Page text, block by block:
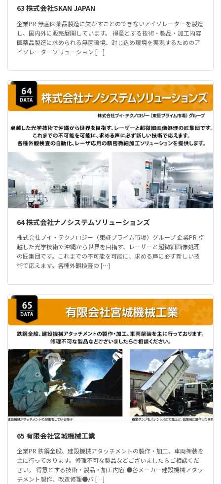
63 株式会社SKAN JAPAN
企業PR 無菌医薬品製造に欠かすことのできないアイソレーターを製造
し、国内外に販売展開しています。 得意とする技術・製品・加工内容
医薬品製造に求められる無菌環境、封じ込め環境を実現するためのア
イソレーターソリューション […]
64 株式会社ナノシステムソリューションズ
株式会社ブイ・テクノロジー（東証プライム市場）グループ 企業PR 卓
越した光学技術で沖縄から世界を目指す、レーザーと超微細画像処理
の匠集団です。これまでの不可能を可能に、求める声に必ず新しい技
術で応えます。各種外観検査の […]
65 有限会社宮城機械工業
企業PR 鉄鋼全般、建設機械アタッチメントの製作・加工、車両架装を
主に行っております。修理不可な製品などございましたらご相談くだ
さい。 得意とする技術・製品・加工内容 ●各メーカー建設機械アタッ
チメント製作、改造修理●バ […]